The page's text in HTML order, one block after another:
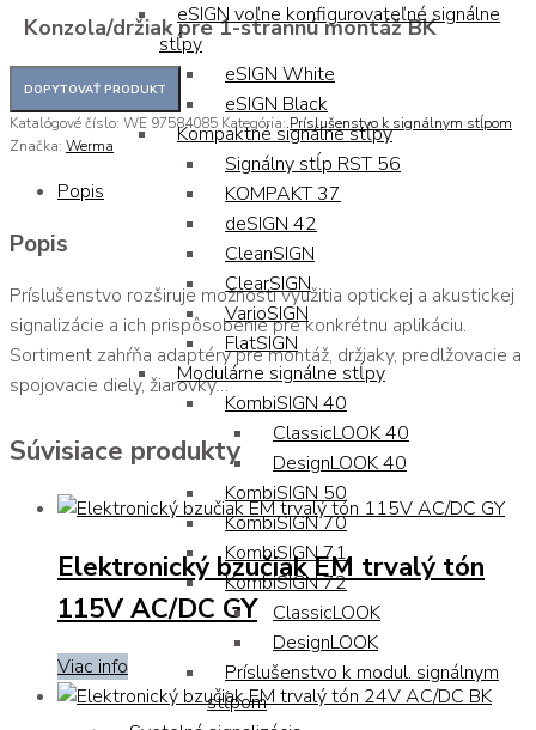
eSIGN voľne konfigurovateľné signálne
stĺpy
eSIGN White
eSIGN Black
Kompaktné signálne stĺpy
Signálny stĺp RST 56
KOMPAKT 37
deSIGN 42
CleanSIGN
ClearSIGN
VarioSIGN
FlatSIGN
Modulárne signálne stĺpy
KombiSIGN 40
ClassicLOOK 40
DesignLOOK 40
KombiSIGN 50
KombiSIGN 70
KombiSIGN 71
KombiSIGN 72
ClassicLOOK
DesignLOOK
Príslušenstvo k modul. signálnym
stĺpom
Konzola/držiak pre 1-strannú montáž BK
Katalógové číslo: WE 97584085 Kategória:Príslušenstvo k signálnym stĺpom
Značka: Werma
Popis
Popis
Príslušenstvo rozširuje možnosti využitia optickej a akustickej
signalizácie a ich prispôsobenie pre konkrétnu aplikáciu.
Sortiment zahŕňa adaptéry pre montáž, držiaky, predlžovacie a
spojovacie diely, žiarovky…
Súvisiace produkty
Elektronický bzučiak EM trvalý tón
115V AC/DC GY
Viac info